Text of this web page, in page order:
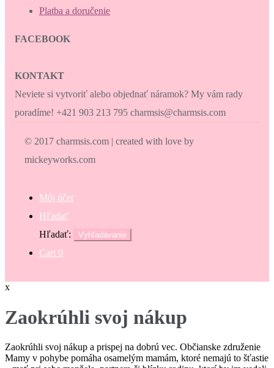
Platba a doručenie
FACEBOOK
KONTAKT
Neviete si vytvoriť alebo objednať náramok? My vám rady
poradíme! +421 903 213 795 charmsis@charmsis.com
© 2017 charmsis.com | created with love by
mickeyworks.com
Môj účet
Hľadať
Hľadať:
Vyhľadávanie
Cart 0
x
Zaokrúhli svoj nákup
Zaokrúhli svoj nákup a prispej na dobrú vec. Občianske združenie
Mamy v pohybe pomáha osamelým mamám, ktoré nemajú to šťastie
O súboroch cookie na tejto stránke